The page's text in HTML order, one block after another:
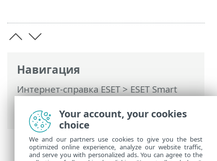
Навигация
Интернет-справка ESET>ESET Smart
Security Premium> Обновление
Your account, your cookies
choice
We and our partners use cookies to give you the best
optimized online experience, analyze our website traffic,
and serve you with personalized ads. You can agree to the